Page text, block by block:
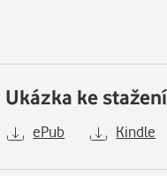
Ukázka ke stažení
ePub Kindle